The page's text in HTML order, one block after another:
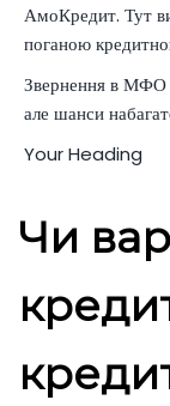
АмоКредит. Тут
поганою
Звернення в МФО
але шанси
Your Heading
Чи